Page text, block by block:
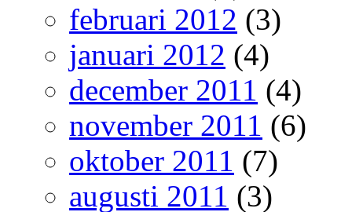
februari 2012 (3)
januari 2012 (4)
december 2011 (4)
november 2011 (6)
oktober 2011 (7)
augusti 2011 (3)